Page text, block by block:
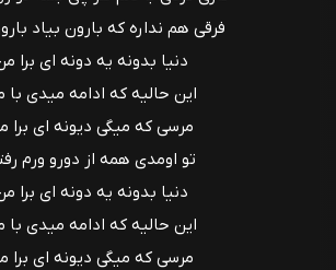
فرقی هم نداره که بارون بیاد
دنیا بدونه یه دونه ای برا
این حالیه که ادامه میدی با
مرسی که میگی دیونه ای برا
تو اومدی همه از دورو ورم
دنیا بدونه یه دونه ای برا
این حالیه که ادامه میدی با
مرسی که میگی دیونه ای برا